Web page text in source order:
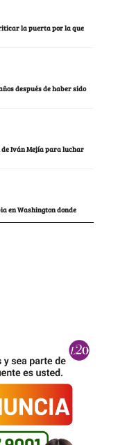
la puerta por la que
después de haber sido
Iván Mejía para luchar
en Washington donde